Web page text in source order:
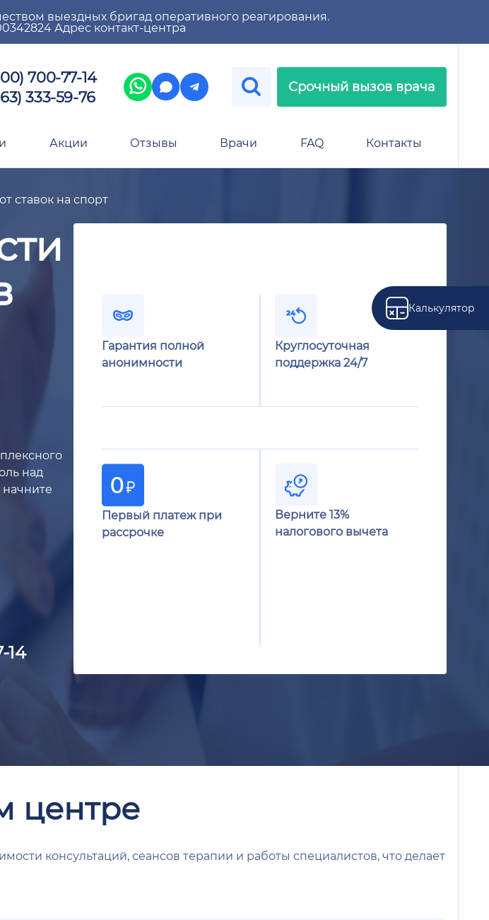
выездных бригад оперативного реагирования.
Адрес контакт-центра
700-77-14
333-59-76
Срочный вызов врача
Акции Отзывы Врачи FAQ Контакты
Калькулятор
ставок на спорт
над
14
Гарантия полной
анонимности
Круглосуточная
поддержка 24/7
Первый платеж при
рассрочке
Верните 13%
налогового вычета
центре
консультаций, сеансов терапии и работы специалистов, что делает